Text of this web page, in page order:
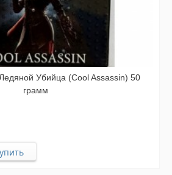
Убийца (Cool Assassin) 50
грамм